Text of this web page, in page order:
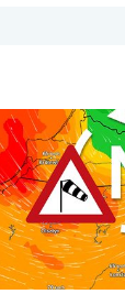
. .